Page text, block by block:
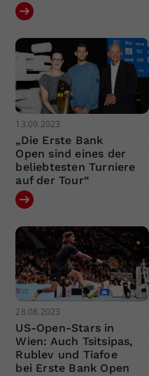
13.09.2023
„Die Erste Bank
Open sind eines der
beliebtesten Turniere
auf der Tour“
28.08.2023
US-Open-Stars in
Wien: Auch Tsitsipas,
Rublev und Tiafoe
bei Erste Bank Open